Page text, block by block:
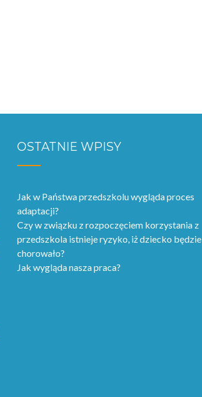
OSTATNIE WPISY
Jak w Państwa przedszkolu wygląda proces
adaptacji?
Czy w związku z rozpoczęciem korzystania z
przedszkola istnieje ryzyko, iż dziecko będzie
chorowało?
Jak wygląda nasza praca?